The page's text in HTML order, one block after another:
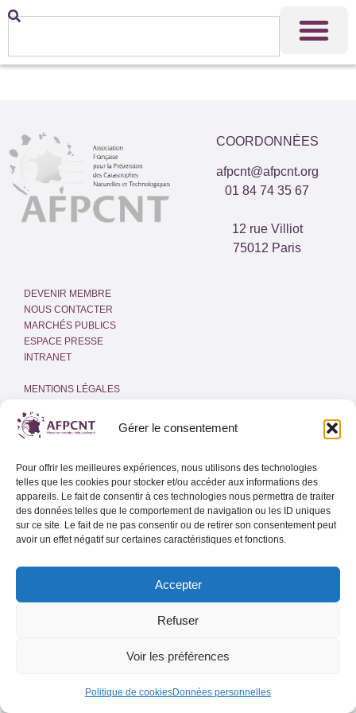
Gérer le consentement
Pour offrir les meilleures expériences, nous utilisons des technologies
telles que les cookies pour stocker et/ou accéder aux informations des
appareils. Le fait de consentir à ces technologies nous permettra de traiter
des données telles que le comportement de navigation ou les ID uniques
sur ce site. Le fait de ne pas consentir ou de retirer son consentement peut
avoir un effet négatif sur certaines caractéristiques et fonctions.
Accepter
Refuser
Voir les préférences
Politique de cookiesDonnées personnelles
COORDONNÉES
afpcnt@afpcnt.org
01 84 74 35 67
12 rue Villiot
75012 Paris
DEVENIR MEMBRE
NOUS CONTACTER
MARCHÉS PUBLICS
ESPACE PRESSE
INTRANET
MENTIONS LÉGALES
(UE)
Adresse email
Lettre d’info de l’AFPCNT
Lettre d’info spéciale Outre-Mer